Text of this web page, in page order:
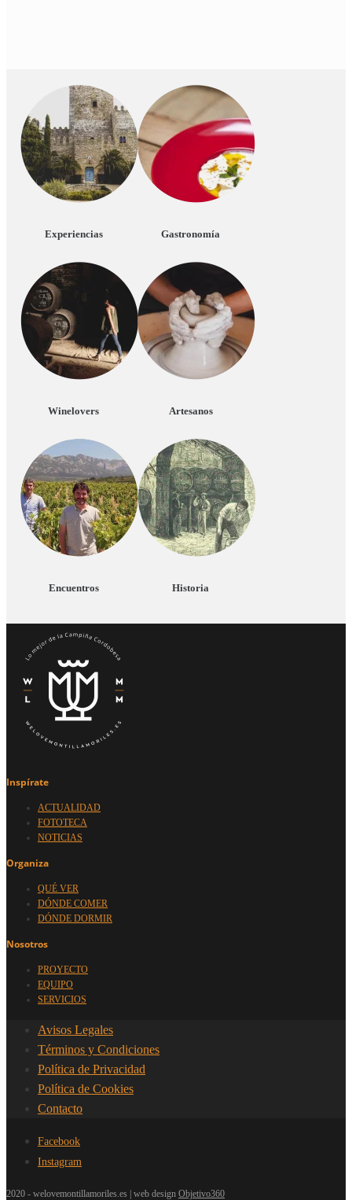
Experiencias Gastronomía
Winelovers Artesanos
Encuentros Historia
Inspírate
ACTUALIDAD
FOTOTECA
NOTICIAS
Organiza
QUÉ VER
DÓNDE COMER
DÓNDE DORMIR
Nosotros
PROYECTO
EQUIPO
SERVICIOS
Avisos Legales
Términos y Condiciones
Política de Privacidad
Política de Cookies
Contacto
Facebook
Instagram
2020 - welovemontillamoriles.es | web design Objetivo360